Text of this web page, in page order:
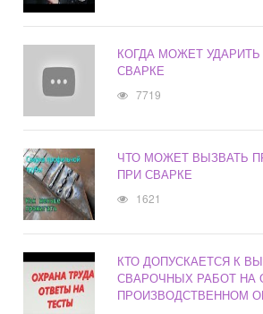
КОГДА МОЖЕТ
СВАРКЕ
7719
ЧТО МОЖЕТ ВЫЗВАТЬ
ПРИ СВАРКЕ
1621
КТО ДОПУСКАЕТСЯ К
СВАРОЧНЫХ РАБОТ НА
ПРОИЗВОДСТВЕННОМ